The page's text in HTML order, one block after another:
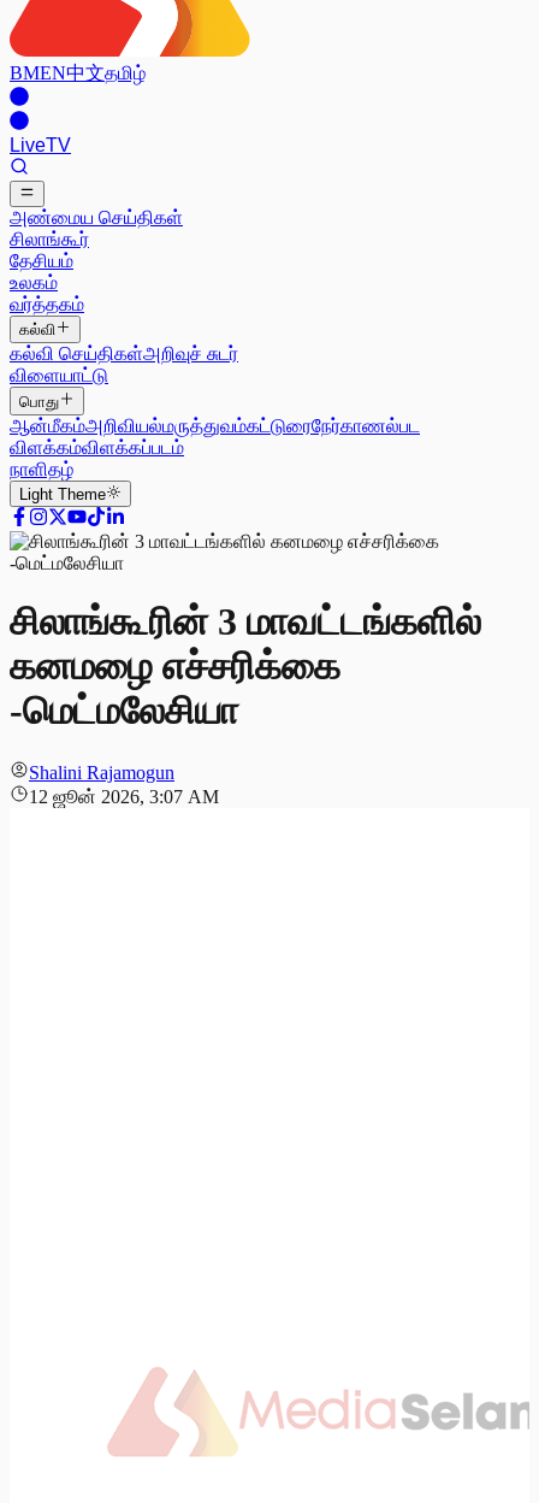
BMEN中文தமிழ்
LiveTV
அண்மைய செய்திகள்
சிலாங்கூர்
தேசியம்
உலகம்
வர்த்தகம்
கல்வி
கல்வி செய்திகள்அறிவுச் சுடர்
விளையாட்டு
பொது
ஆன்மீகம்அறிவியல்மருத்துவம்கட்டுரைநேர்காணல்பட
விளக்கம்விளக்கப்படம்
நாளிதழ்
Light Theme
சிலாங்கூரின் 3 மாவட்டங்களில்
கனமழை எச்சரிக்கை
-மெட்மலேசியா
Shalini Rajamogun
12 ஜூன் 2026, 3:07 AM